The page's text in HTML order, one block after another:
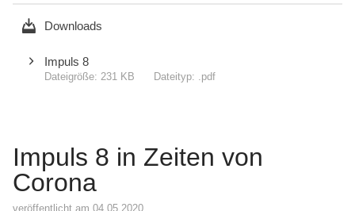
Impuls 8 in Zeiten von
Corona
veröffentlicht am 04.05.2020
Downloads
Impuls 8
231 KB .pdf